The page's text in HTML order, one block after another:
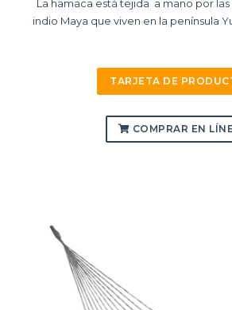
La hamaca está tejida a mano por
indio Maya que viven en la península
TARJETA DE
COMPRAR EN